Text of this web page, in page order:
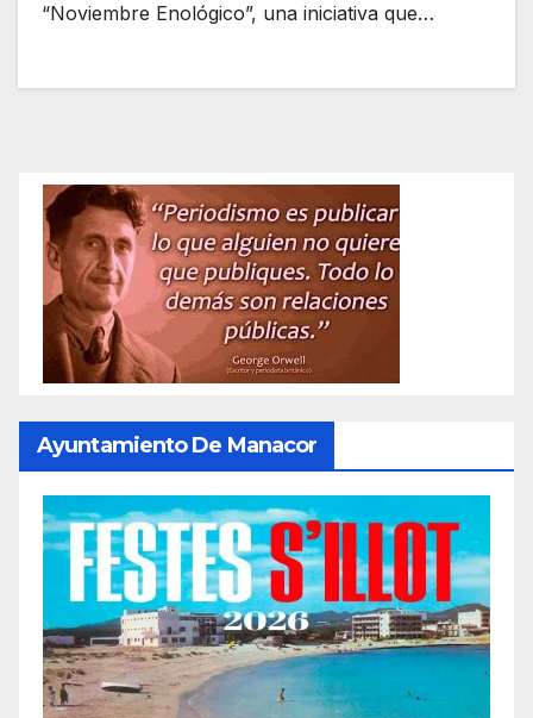
“Noviembre Enológico”, una iniciativa que…
Ayuntamiento De Manacor